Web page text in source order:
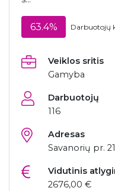
63.4% Darbuotojų
Veiklos sritis
Gamyba
Darbuotojų
116
Adresas
Savanorių pr.
Vidutinis
2676,00 €